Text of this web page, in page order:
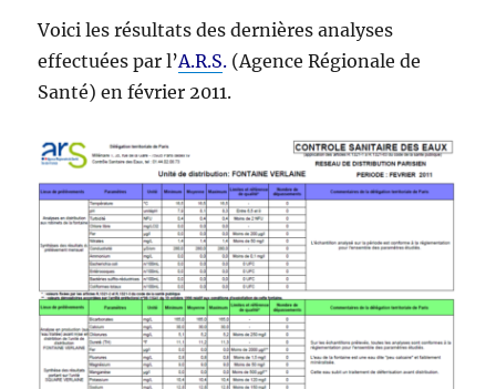
Voici les résultats des dernières analyses
effectuées par l’A.R.S. (Agence Régionale de
Santé) en février 2011.